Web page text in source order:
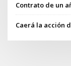
Contrato de un
Caerá la acción